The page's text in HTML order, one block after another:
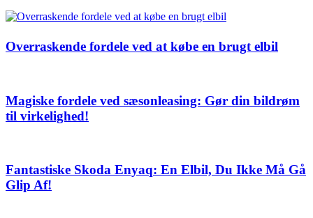
Overraskende fordele ved at købe en brugt elbil
Magiske fordele ved sæsonleasing: Gør din bildrøm
til virkelighed!
Fantastiske Skoda Enyaq: En Elbil, Du Ikke Må Gå
Glip Af!